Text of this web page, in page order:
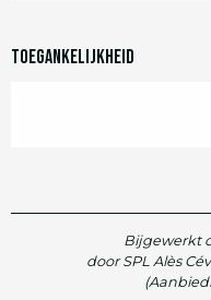
Toegankelijkheid
Bijgewerkt
door SPL Alès